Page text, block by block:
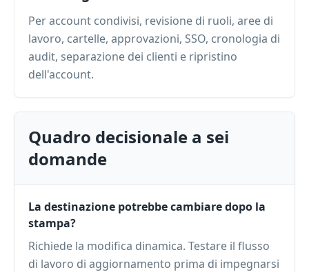
Per account condivisi, revisione di ruoli, aree di
lavoro, cartelle, approvazioni, SSO, cronologia di
audit, separazione dei clienti e ripristino
dell'account.
Quadro decisionale a sei
domande
La destinazione potrebbe cambiare dopo la
stampa?
Richiede la modifica dinamica. Testare il flusso
di lavoro di aggiornamento prima di impegnarsi